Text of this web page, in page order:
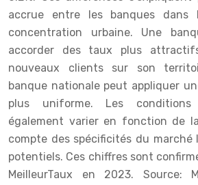
accrue entre les banques
concentration urbaine. Une
accorder des taux plus
nouveaux clients sur son
banque nationale peut appliquer
plus uniforme. Les conditions
également varier en fonction de
compte des spécificités du marché
potentiels. Ces chiffres sont
MeilleurTaux en 2023. Source: